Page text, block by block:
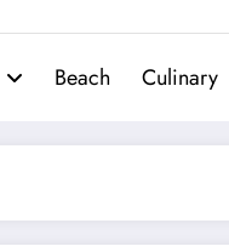
Beach Culinary